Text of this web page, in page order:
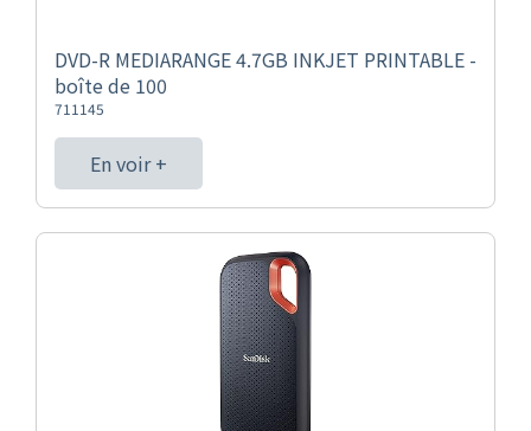
DVD-R MEDIARANGE 4.7GB INKJET PRINTABLE -
boîte de 100
711145
En voir +